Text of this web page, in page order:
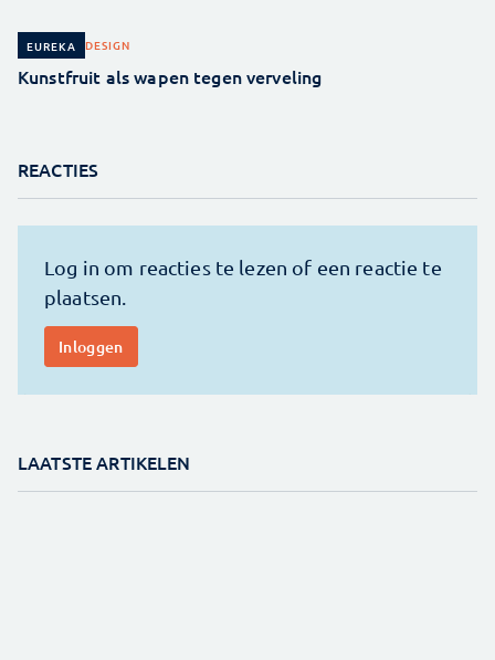
EUREKA DESIGN
Kunstfruit als wapen tegen verveling
REACTIES
LAATSTE ARTIKELEN